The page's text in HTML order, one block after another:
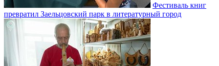
Фестиваль книг
превратил Заельцовский парк в литературный город